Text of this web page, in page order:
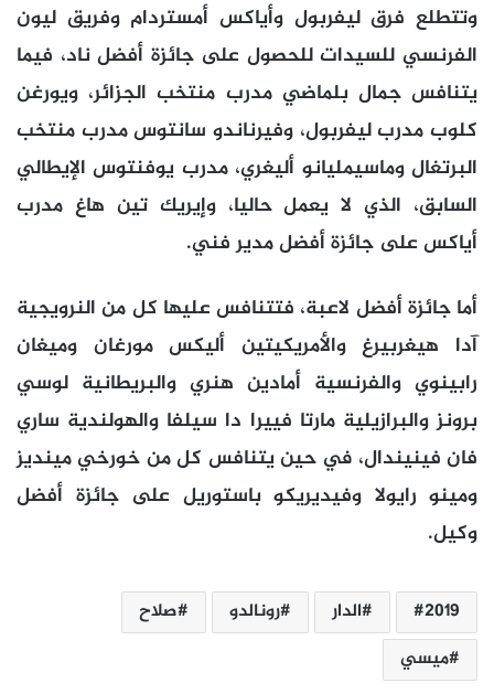
وتتطلع فرق ليفربول وأياكس أمستردام وفريق ليون
الفرنسي للسيدات للحصول على جائزة أفضل ناد، فيما
يتنافس جمال بلماضي مدرب منتخب الجزائر، ويورغن
كلوب مدرب ليفربول، وفيرناندو سانتوس مدرب منتخب
البرتغال وماسيمليانو أليغري، مدرب يوفنتوس الإيطالي
السابق، الذي لا يعمل حاليا، وإيريك تين هاغ مدرب
أياكس على جائزة أفضل مدير فني.
أما جائزة أفضل لاعبة، فتتنافس عليها كل من النرويجية
آدا هيغربيرغ والأمريكيتين أليكس مورغان وميغان
رابينوي والفرنسية أمادين هنري والبريطانية لوسي
برونز والبرازيلية مارتا فييرا دا سيلفا والهولندية ساري
فان فينيندال، في حين يتنافس كل من خورخي مينديز
ومينو رايولا وفيديريكو باستوريل على جائزة أفضل
وكيل.
2019 الدار رونالدو
صلاح
ميسي